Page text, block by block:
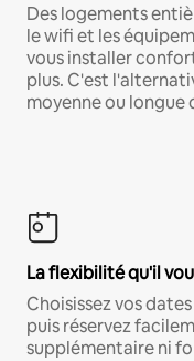
Des logements
le wifi et les
vous installer
plus. C'est
moyenne ou longue
La flexibilité qu'il
Choisissez vos
puis réservez
supplémentaire ni